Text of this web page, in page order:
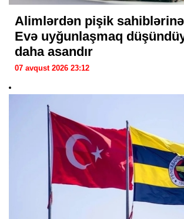
Alimlərdən pişik
Evə uyğunlaşmaq
daha asandır
07 avqust 2026 23:12